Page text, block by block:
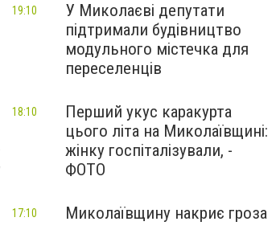
У Миколаєві депутати
підтримали будівництво
модульного містечка для
переселенців
19:10
Перший укус каракурта
цього літа на Миколаївщині:
жінку госпіталізували, -
ФОТО
18:10
Миколаївщину накриє гроза
17:10